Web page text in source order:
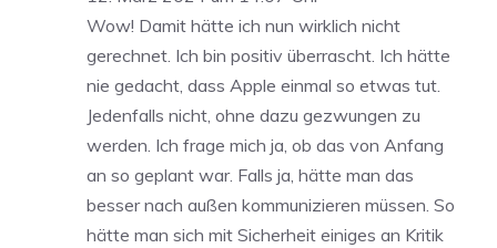
Wow! Damit hätte ich nun wirklich nicht
gerechnet. Ich bin positiv überrascht. Ich hätte
nie gedacht, dass Apple einmal so etwas tut.
Jedenfalls nicht, ohne dazu gezwungen zu
werden. Ich frage mich ja, ob das von Anfang
an so geplant war. Falls ja, hätte man das
besser nach außen kommunizieren müssen. So
hätte man sich mit Sicherheit einiges an Kritik